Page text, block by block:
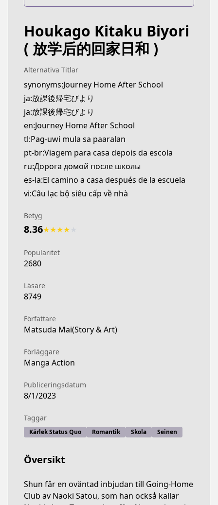
eBookJapan
Official Raw
Official Raw
https://comic-action.com/episode/
Kitsu
https://kitsu.app/manga/70966
CDJapan
CDJapan
https://www.anime-planet.com/manga/https://
MangaUpdates
MangaUpdates
https://www.mangaupdates.com/
Book☆Walker
Book☆Walker
https://bookwalker.jp/series/455662
Houkago Kitaku Biyori
( 放学后的回家日和 )
Alternativa Titlar
synonyms:Journey Home After School
ja:放課後帰宅びより
ja:放課後帰宅びより
en:Journey Home After School
tl:Pag-uwi mula sa paaralan
pt-br:Viagem para casa depois da escola
ru:Дорога домой после школы
es-la:El camino a casa después de la escuela
vi:Câu lạc bộ siêu cấp về nhà
Betyg
8.36★★★★
Popularitet
2680
Läsare
8749
Författare
Matsuda Mai(Story & Art)
Förläggare
Manga Action
Publiceringsdatum
8/1/2023
Taggar
Kärlek Status Quo Romantik Skola Seinen
Översikt
Shun får en oväntad inbjudan till Going-Home
Club av Naoki Satou, som han också kallar